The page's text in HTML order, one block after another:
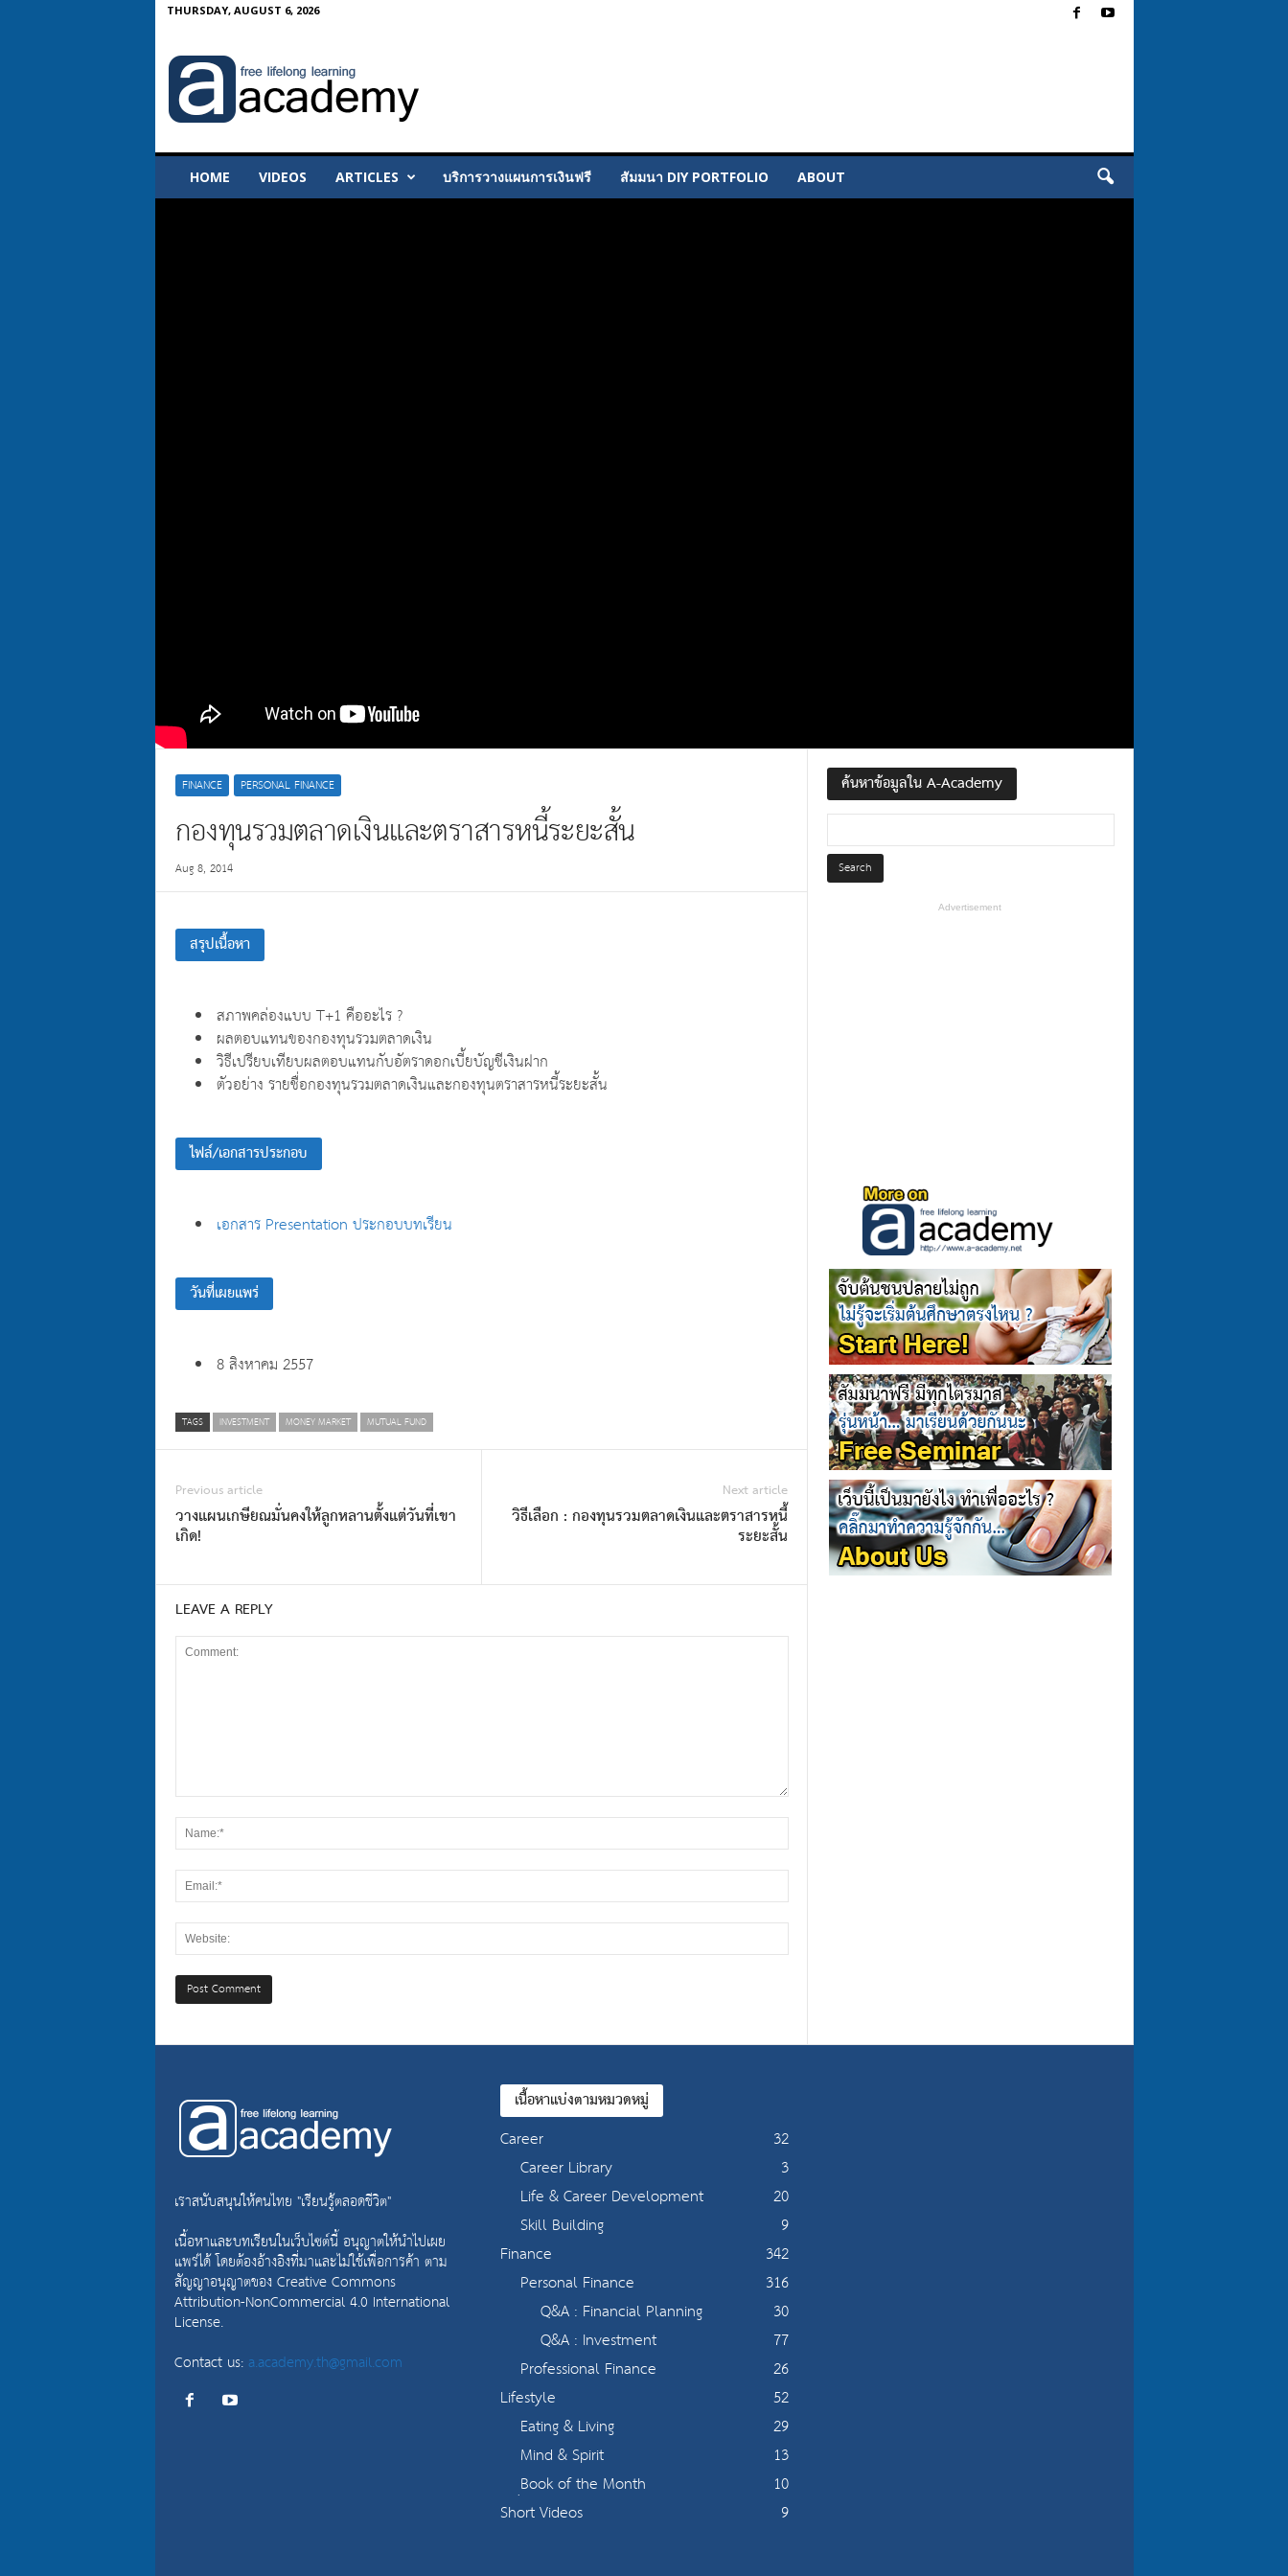
THURSDAY, AUGUST 6, 2026
d
e
y
HOME VIDEOS ARTICLES บริการวางแผนการเงินฟรี สัมมนา DIY PORTFOLIO ABOUT
FINANCE PERSONAL FINANCE
กองทุนรวมตลาดเงินและตราสารหนี้ระยะสั้น
Aug 8, 2014
สรุปเนื้อหา
สภาพคล่องแบบ T+1 คืออะไร ?
ผลตอบแทนของกองทุนรวมตลาดเงิน
วิธีเปรียบเทียบผลตอบแทนกับอัตราดอกเบี้ยบัญชีเงินฝาก
ตัวอย่าง รายชื่อกองทุนรวมตลาดเงินและกองทุนตราสารหนี้ระยะสั้น
ไฟล์/เอกสารประกอบ
เอกสาร Presentation ประกอบบทเรียน
วันที่เผยแพร่
8 สิงหาคม 2557
TAGS INVESTMENT MONEY MARKET MUTUAL FUND
Previous article
วางแผนเกษียณมั่นคงให้ลูกหลานตั้งแต่วันที่เขา
เกิด!
Next article
วิธีเลือก : กองทุนรวมตลาดเงินและตราสารหนี้
ระยะสั้น
LEAVE A REPLY
ค้นหาข้อมูลใน A-Academy
Advertisement
เราสนับสนุนให้คนไทย "เรียนรู้ตลอดชีวิต"
เนื้อหาและบทเรียนในเว็บไซต์นี้ อนุญาตให้นำไปเผย
แพร่ได้ โดยต้องอ้างอิงที่มาและไม่ใช้เพื่อการค้า ตาม
สัญญาอนุญาตของ Creative Commons
Attribution-NonCommercial 4.0 International
License.
Contact us:a.academy.th@gmail.com
เนื้อหาแบ่งตามหมวดหมู่
Career
32
Career Library
3
Life & Career Development
20
Skill Building
9
Finance
342
Personal Finance
316
Q&A : Financial Planning
30
Q&A : Investment
77
Professional Finance
26
Lifestyle
52
Eating & Living
29
Mind & Spirit
13
ฺBook of the Month
10
Short Videos
9